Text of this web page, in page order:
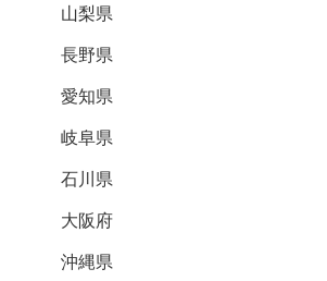
山梨県
長野県
愛知県
岐阜県
石川県
大阪府
沖縄県